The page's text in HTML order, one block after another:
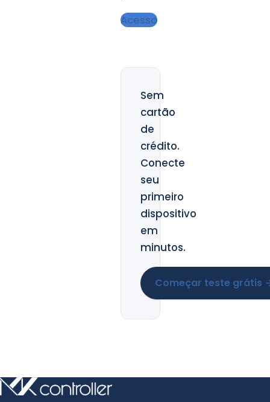
Acesso
Sem
cartão
de
crédito.
Conecte
seu
primeiro
dispositivo
em
minutos.
Começar teste grátis